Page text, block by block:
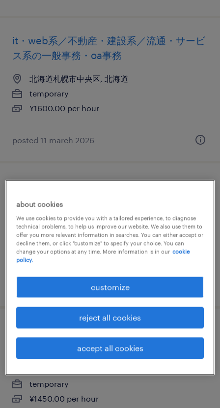
it・web系／不動産・建設系／流通・サービ
ス系の一般事務・oa事務
北海道札幌市中央区, 北海道
temporary
¥1600.00 per hour
posted 11 march 2026
のプログラマー
北海道札幌市中央区, 北海道
temporary
¥2300.00 per hour
posted 3 february 2026
it・web系／流通・サービス系のテレオペ・
テレマーケティング・コールセンター
temporary
¥1450.00 per hour
about cookies
We use cookies to provide you with a tailored experience, to diagnose
technical problems, to help us improve our website. We also use them to
offer you more relevant information in searches. You can either accept or
decline them, or click "customize" to specify your choice. You can
change your options at any time. More information is in our cookie
policy.
customize
reject all cookies
accept all cookies